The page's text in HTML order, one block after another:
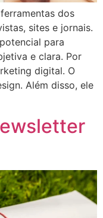
dos
sites e jornais.
para
e clara. Por
digital. O
Além disso, ele